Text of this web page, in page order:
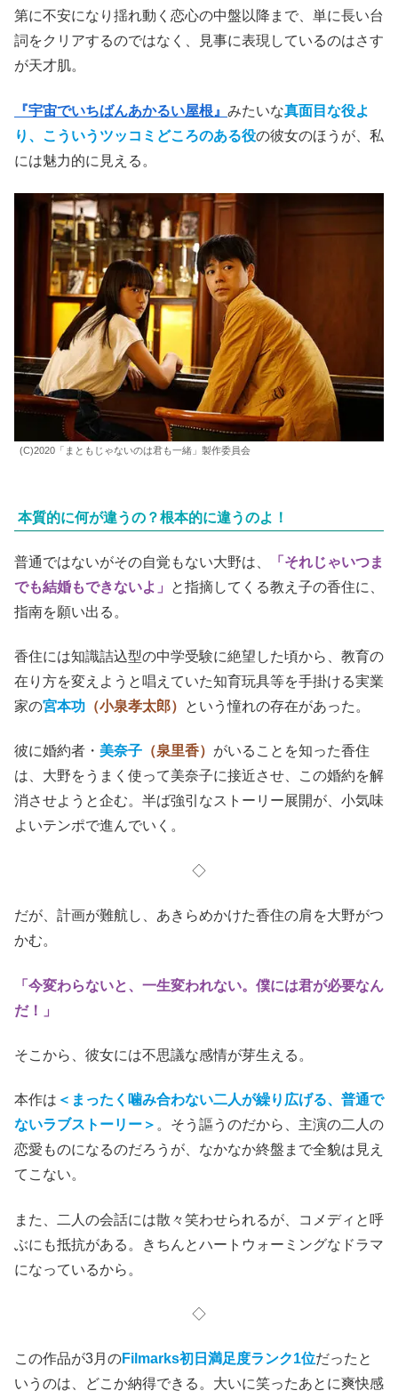
第に不安になり揺れ動く恋心の中盤以降まで、単に長い台
詞をクリアするのではなく、見事に表現しているのはさす
が天才肌。
『宇宙でいちばんあかるい屋根』 みたいな真面目な役よ
り、こういうツッコミどころのある役の彼女のほうが、私
には魅力的に見える。
(C)2020「まともじゃないのは君も一緒」製作委員会
本質的に何が違うの？根本的に違うのよ！
普通ではないがその自覚もない大野は、
「それじゃいつま
でも結婚もできないよ」
と指摘してくる教え子の香住に、
指南を願い出る。
香住には知識詰込型の中学受験に絶望した頃から、教育の
在り方を変えようと唱えていた知育玩具等を手掛ける実業
家の宮本功 （小泉孝太郎） という憧れの存在があった。
彼に婚約者・ 美奈子 （泉里香） がいることを知った香住
は、大野をうまく使って美奈子に接近させ、この婚約を解
消させようと企む。半ば強引なストーリー展開が、小気味
よいテンポで進んでいく。
◇
だが、計画が難航し、あきらめかけた香住の肩を大野がつ
かむ。
「今変わらないと、一生変われない。僕には君が必要なん
だ！」
そこから、彼女には不思議な感情が芽生える。
本作は ＜まったく噛み合わない二人が繰り広げる、普通で
ないラブストーリー＞ 。そう謳うのだから、主演の二人の
恋愛ものになるのだろうが、なかなか終盤まで全貌は見え
てこない。
また、二人の会話には散々笑わせられるが、コメディと呼
ぶにも抵抗がある。きちんとハートウォーミングなドラマ
になっているから。
◇
この作品が3月のFilmarks初日満足度ランク1位だったと
いうのは、どこか納得できる。大いに笑ったあとに爽快感